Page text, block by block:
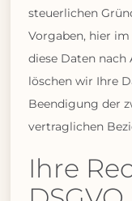
steuerlichen
Vorgaben, hier im
diese Daten
löschen wir Ihre
Beendigung der
vertraglichen
Ihre